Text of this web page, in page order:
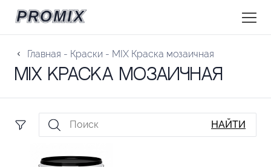
Главная - Краски - MIX Краска мозаичная
MIX Краска мозаичная
НАЙТИ